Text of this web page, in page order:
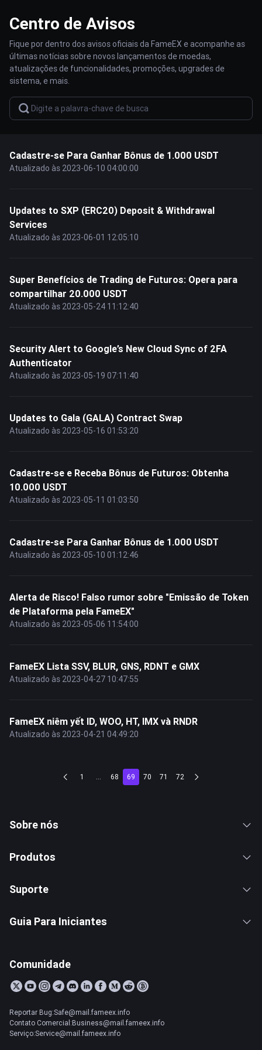
Centro de Avisos
Fique por dentro dos avisos oficiais da FameEX e acompanhe as
últimas notícias sobre novos lançamentos de moedas,
atualizações de funcionalidades, promoções, upgrades de
sistema, e mais.
Cadastre-se Para Ganhar Bônus de 1.000 USDT
Atualizado às 2023-06-10 04:00:00
Updates to SXP (ERC20) Deposit & Withdrawal
Services
Atualizado às 2023-06-01 12:05:10
Super Benefícios de Trading de Futuros: Opera para
compartilhar 20.000 USDT
Atualizado às 2023-05-24 11:12:40
Security Alert to Google’s New Cloud Sync of 2FA
Authenticator
Atualizado às 2023-05-19 07:11:40
Updates to Gala (GALA) Contract Swap
Atualizado às 2023-05-16 01:53:20
Cadastre-se e Receba Bônus de Futuros: Obtenha
10.000 USDT
Atualizado às 2023-05-11 01:03:50
Cadastre-se Para Ganhar Bônus de 1.000 USDT
Atualizado às 2023-05-10 01:12:46
Alerta de Risco! Falso rumor sobre "Emissão de Token
de Plataforma pela FameEX"
Atualizado às 2023-05-06 11:54:00
FameEX Lista SSV, BLUR, GNS, RDNT e GMX
Atualizado às 2023-04-27 10:47:55
FameEX niêm yết ID, WOO, HT, IMX và RNDR
Atualizado às 2023-04-21 04:49:20
1 ... 68 69 70 71 72
Sobre nós
Produtos
Suporte
Guia Para Iniciantes
Comunidade
Reportar Bug:Safe@mail.fameex.info
Contato Comercial:Business@mail.fameex.info
Serviço:Service@mail.fameex.info